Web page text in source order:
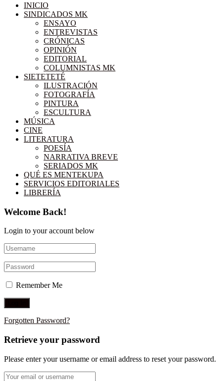
INICIO
SINDICADOS MK
ENSAYO
ENTREVISTAS
CRÓNICAS
OPINIÓN
EDITORIAL
COLUMNISTAS MK
SIETETETÉ
ILUSTRACIÓN
FOTOGRAFÍA
PINTURA
ESCULTURA
MÚSICA
CINE
LITERATURA
POESÍA
NARRATIVA BREVE
SERIADOS MK
QUÉ ES MENTEKUPA
SERVICIOS EDITORIALES
LIBRERÍA
Welcome Back!
Login to your account below
Remember Me
Forgotten Password?
Retrieve your password
Please enter your username or email address to reset your password.